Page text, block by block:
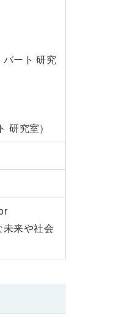
ート 研究
究室）
来や社会